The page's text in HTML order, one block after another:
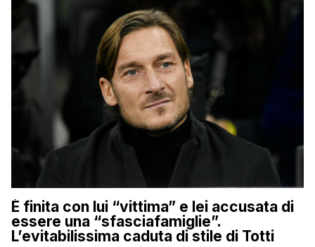
È finita con lui “vittima” e lei accusata di
essere una “sfasciafamiglie”.
L’evitabilissima caduta di stile di Totti